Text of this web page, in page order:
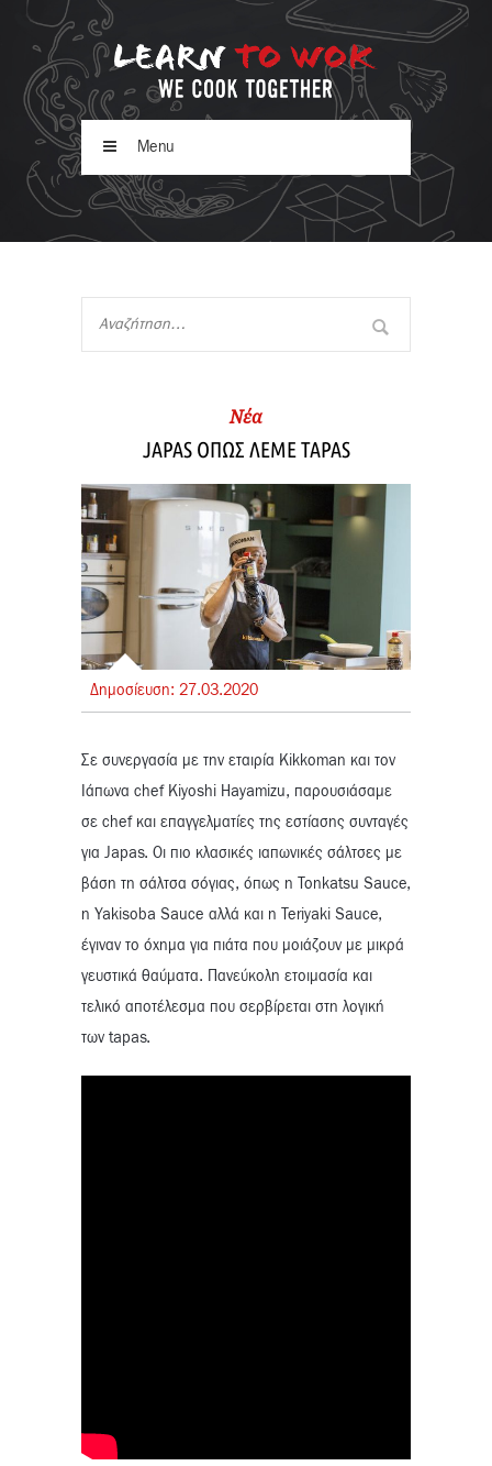
Menu
Νέα
JAPAS ΟΠΩΣ ΛΕΜΕ TAPAS
Δημοσίευση: 27.03.2020
Σε συνεργασία με την εταιρία Kikkoman και τον
Ιάπωνα chef Kiyoshi Hayamizu, παρουσιάσαμε
σε chef και επαγγελματίες της εστίασης συνταγές
για Japas. Οι πιο κλασικές ιαπωνικές σάλτσες με
βάση τη σάλτσα σόγιας, όπως η Tonkatsu Sauce,
η Yakisoba Sauce αλλά και η Teriyaki Sauce,
έγιναν το όχημα για πιάτα που μοιάζουν με μικρά
γευστικά θαύματα. Πανεύκολη ετοιμασία και
τελικό αποτέλεσμα που σερβίρεται στη λογική
των tapas.